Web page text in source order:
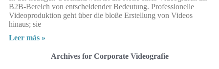
B2B-Bereich von entscheidender Bedeutung. Professionelle
Videoproduktion geht über die bloße Erstellung von Videos
hinaus; sie
Leer más »
Archives for Corporate Videografie